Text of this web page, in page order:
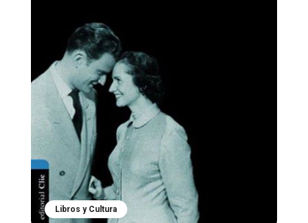
Libros y Cultura